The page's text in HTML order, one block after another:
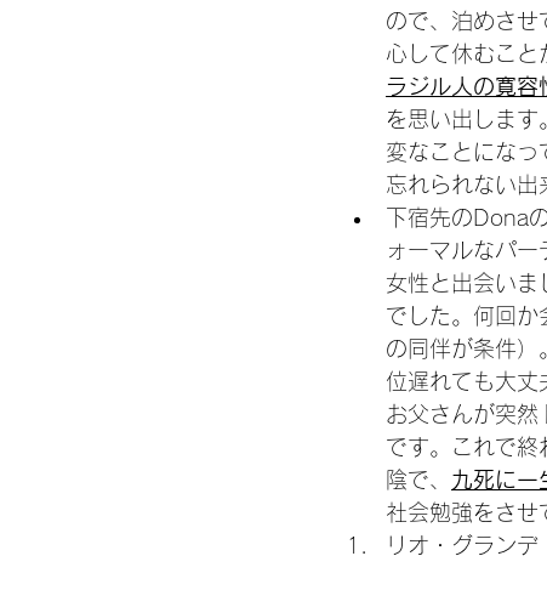
ので、泊めさせ
心して休むこと
ラジル人の寛容
を思い出しま
変なことになっ
忘れられない出
下宿先のDona
ォーマルなパ
女性と出会いま
でした。何回か
の同伴が条件）
位遅れても大丈
お父さんが突然
です。これで終
陰で、 九死に一
社会勉強をさせ
リオ・グラン